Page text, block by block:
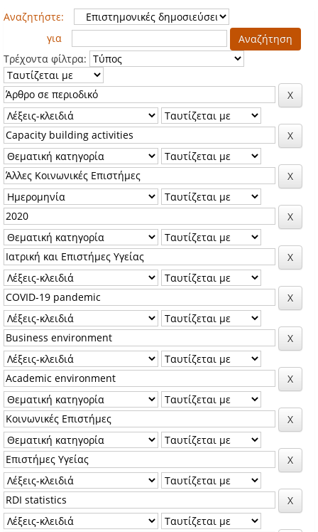
Αναζητήστε:
για
Τρέχοντα φίλτρα: